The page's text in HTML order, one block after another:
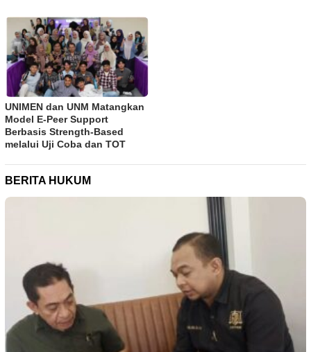
UNIMEN dan UNM Matangkan
Model E-Peer Support
Berbasis Strength-Based
melalui Uji Coba dan TOT
BERITA HUKUM